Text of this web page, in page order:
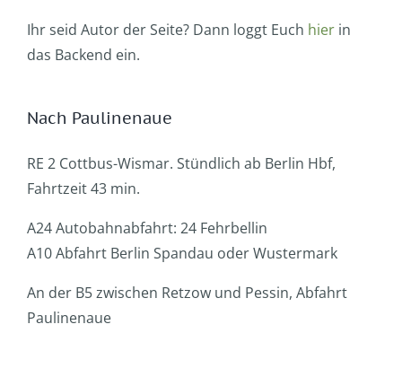
Ihr seid Autor der Seite? Dann loggt Euch hier in
das Backend ein.
Nach Paulinenaue
RE 2 Cottbus-Wismar. Stündlich ab Berlin Hbf,
Fahrtzeit 43 min.
A24 Autobahnabfahrt: 24 Fehrbellin
A10 Abfahrt Berlin Spandau oder Wustermark
An der B5 zwischen Retzow und Pessin, Abfahrt
Paulinenaue